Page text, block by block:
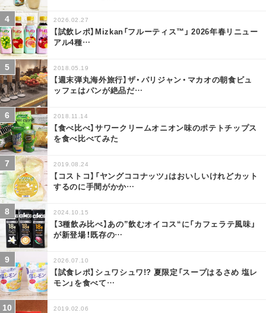
2026.02.27
【試飲レポ】Mizkan「フルーティス™」 2026年春リニュー
アル4種…
2018.05.19
【週末弾丸海外旅行】ザ・パリジャン・マカオの朝食ビュ
ッフェはパンが絶品だ…
2018.11.14
【食べ比べ】サワークリームオニオン味のポテトチップス
を食べ比べてみた
2019.08.24
【コストコ】「ヤングココナッツ」はおいしいけれどカット
するのに手間がかか…
2024.10.15
【3種飲み比べ】あの”飲むオイコス“に「カフェラテ風味」
が新登場！既存の…
2026.07.10
【試食レポ】シュワシュワ!? 夏限定「スープはるさめ 塩レ
モン」を食べて…
2019.02.06